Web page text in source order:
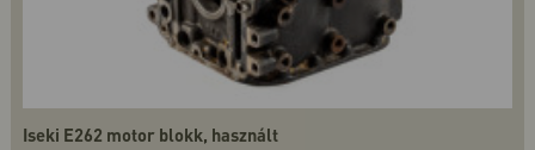
Iseki E262 motor blokk, használt